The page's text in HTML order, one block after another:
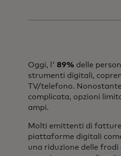
Oggi, l' 89% delle
strumenti digitali,
TV/telefono.
complicata, opzioni
ampi.
Molti emittenti di
piattaforme digitali
una riduzione delle